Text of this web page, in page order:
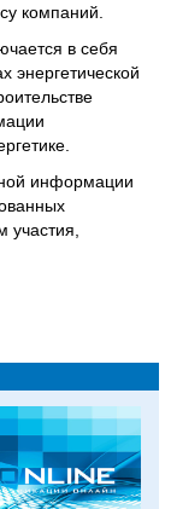
компаний.
в себя
энергетической
информации